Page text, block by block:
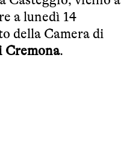
a lunedì 14
della Camera di
Cremona.